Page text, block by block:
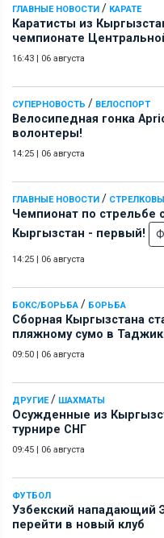
ГЛАВНЫЕ НОВОСТИ / КАРАТЕ
Каратисты из
чемпионате
16:43 | 06 августа
СУПЕРНОВОСТЬ / ВЕЛОСПОРТ
Велосипедная гонка
волонтеры!
14:25 | 06 августа
ГЛАВНЫЕ НОВОСТИ /
Чемпионат по стрельбе
Кыргызстан - первый!
14:25 | 06 августа
БОКС/БОРЬБА / БОРЬБА
Сборная Кыргызстана
пляжному сумо в
09:50 | 06 августа
ДРУГИЕ/ ШАХМАТЫ
Осужденные из
турнире СНГ
09:45 | 06 августа
ФУТБОЛ
Узбекский
перейти в новый клуб